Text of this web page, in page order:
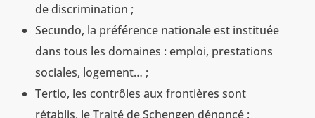
de discrimination ;
Secundo, la préférence nationale est instituée
dans tous les domaines : emploi, prestations
sociales, logement… ;
Tertio, les contrôles aux frontières sont
rétablis, le Traité de Schengen dénoncé ;